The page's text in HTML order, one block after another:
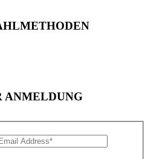
ANMELDUNG